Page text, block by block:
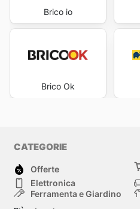
Brico io
Brico Ok
CATEGORIE
Offerte
Elettronica
Ferramenta e Giardino